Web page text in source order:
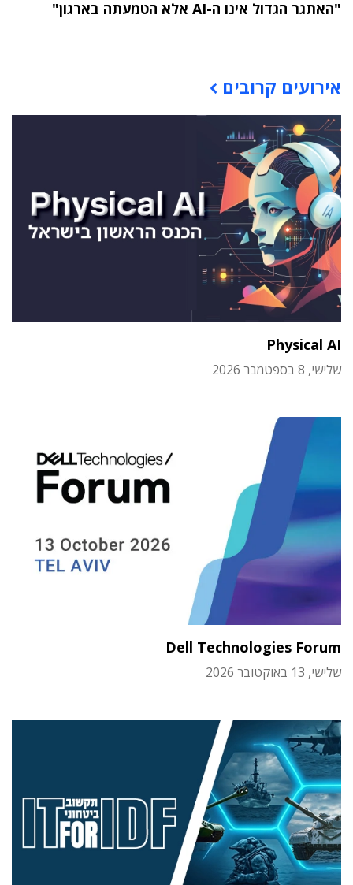
"האתגר הגדול אינו ה-AI אלא הטמעתה בארגון"
אירועים קרובים
Physical AI
שלישי, 8 בספטמבר 2026
Dell Technologies Forum
שלישי, 13 באוקטובר 2026